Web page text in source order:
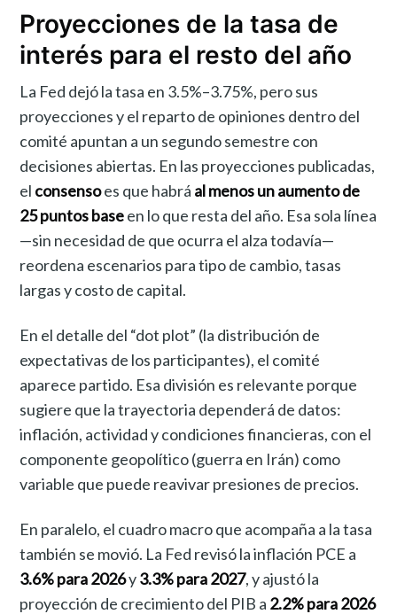
Proyecciones de la tasa de
interés para el resto del año
La Fed dejó la tasa en 3.5%–3.75%, pero sus
proyecciones y el reparto de opiniones dentro del
comité apuntan a un segundo semestre con
decisiones abiertas. En las proyecciones publicadas,
el consensoes que habrá al menos un aumento de
25 puntos baseen lo que resta del año. Esa sola línea
—sin necesidad de que ocurra el alza todavía—
reordena escenarios para tipo de cambio, tasas
largas y costo de capital.
En el detalle del “dot plot” (la distribución de
expectativas de los participantes), el comité
aparece partido. Esa división es relevante porque
sugiere que la trayectoria dependerá de datos:
inflación, actividad y condiciones financieras, con el
componente geopolítico (guerra en Irán) como
variable que puede reavivar presiones de precios.
En paralelo, el cuadro macro que acompaña a la tasa
también se movió. La Fed revisó la inflación PCE a
3.6% para 2026y3.3% para 2027, y ajustó la
proyección de crecimiento del PIB a 2.2% para 2026